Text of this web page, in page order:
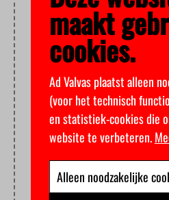
maakt
cookies.
Ad Valvas plaatst alleen
(voor het technisch
en statistiek-cookies die
website te verbeteren.
Alleen noodzakelijke